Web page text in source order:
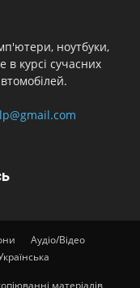
ноутбуки,
в курсі сучасних
Аудіо/Відео
матеріалів